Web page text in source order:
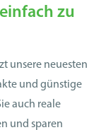
zu
unsere neuesten
und günstige
auch reale
und sparen